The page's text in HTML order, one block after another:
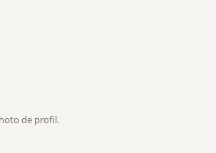
de profil.